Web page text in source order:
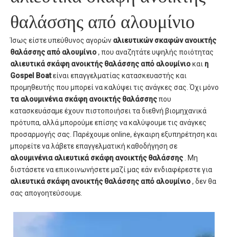
θαλάσσης από αλουμίνιο
Ίσως είστε υπεύθυνος αγορών αλιευτικών σκαφών ανοικτής
θαλάσσης από αλουμίνιο, που αναζητάτε υψηλής ποιότητας
αλιευτικά σκάφη ανοικτής θαλάσσης από αλουμίνιοκαι η
Gospel Boatείναι επαγγελματίας κατασκευαστής και
προμηθευτής που μπορεί να καλύψει τις ανάγκες σας. Όχι μόνο
τα αλουμινένια σκάφη ανοικτής θαλάσσηςπου
κατασκευάσαμε έχουν πιστοποιήσει τα διεθνή βιομηχανικά
πρότυπα, αλλά μπορούμε επίσης να καλύψουμε τις ανάγκες
προσαρμογής σας. Παρέχουμε online, έγκαιρη εξυπηρέτηση και
μπορείτε να λάβετε επαγγελματική καθοδήγηση σε
αλουμινένια αλιευτικά σκάφη ανοικτής θαλάσσης
. Μη
διστάσετε να επικοινωνήσετε μαζί μας εάν ενδιαφέρεστε για
αλιευτικά σκάφη ανοικτής θαλάσσης από αλουμίνιο, δεν θα
σας απογοητεύσουμε.